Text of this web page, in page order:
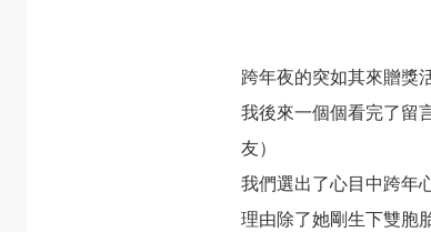
跨年夜的突如其來贈獎
我後來一個個看完了留
友）
我們選出了心目中跨
理由除了她剛生下雙胞